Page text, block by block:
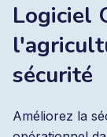
Logiciel
sécurité
Améliorez la